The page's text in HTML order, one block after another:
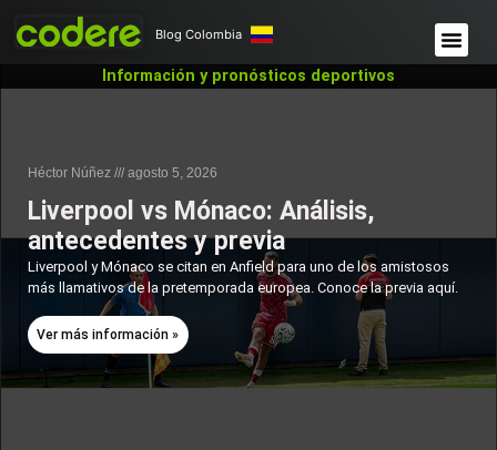
Blog Colombia
Información y pronósticos deportivos
Liverpool vs Mónaco: Análisis,
antecedentes y previa
Héctor Núñez agosto 5, 2026
Liverpool y Mónaco se citan en Anfield para uno de los amistosos
más llamativos de la pretemporada europea. Conoce la previa aquí.
Ver más información »